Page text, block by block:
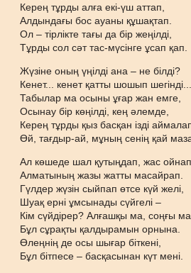
Керең тұрды алға екі-үш аттап,
Алдындағы бос ауаны құшақтап.
Ол – тірлікте тағы да бір жеңілді,
Тұрды сол сәт тас-мүсінге ұсап қап.
Жүзіне оның үңілді ана – не білді?
Кенет... кенет қатты шошып шегінді...
Табылар ма осыны ұғар жан емге,
Осынау бір көңілді, кең әлемде,
Керең тұрды қыз басқан ізді
Өй, тағдыр-ай, мұның сенің қай
Ал көшеде шал қутыңдап, жас ойнап
Алматының жазы жатты масайрап.
Гүлдер жүзін сыйпап өтсе күй желі,
Шуақ ерні ұмсынады сүйгелі –
Кім сүйдірер? Алғашқы ма, соңғы ма
Бұл сұрақты қалдырамын орнына.
Өлеңнің де осы шығар біткені,
Бұл бітпесе – басқасынан күт мені.